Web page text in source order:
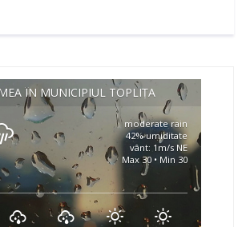
ÎN MUNICIPIUL TOPLIȚA
moderate rain
42% umiditate
vânt: 1m/s NE
Max 30 • Min 30